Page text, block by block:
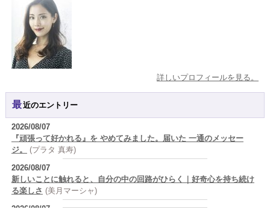
詳しいプロフィールを見る。
最近のエントリー
2026/08/07
『頑張って好かれる』を やめてみました。届いた 一通のメッセー
ジ。
(プラタ 真寿)
2026/08/07
新しいことに触れると、自分の中の回路がひらく｜好奇心を持ち続け
る楽しさ (美月マーシャ)
2026/08/07